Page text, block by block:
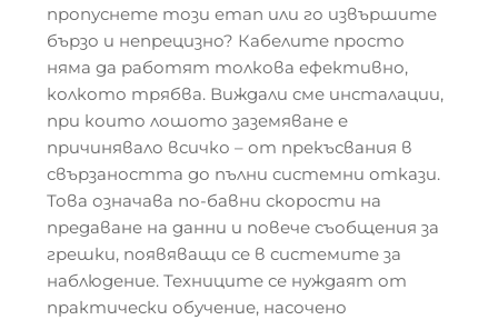
пропуснете този етап или го извършите
бързо и непрецизно? Кабелите просто
няма да работят толкова ефективно,
колкото трябва. Виждали сме инсталации,
при които лошото заземяване е
причинявало всичко – от прекъсвания в
свързаността до пълни системни откази.
Това означава по-бавни скорости на
предаване на данни и повече съобщения за
грешки, появяващи се в системите за
наблюдение. Техниците се нуждаят от
практически обучение, насочено